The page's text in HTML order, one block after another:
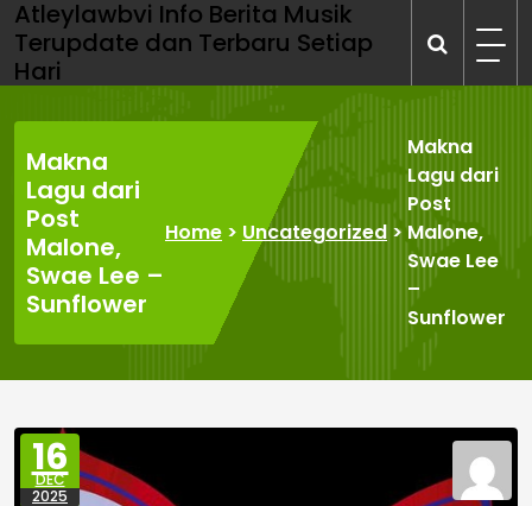
Skip
to
content
Atleylawbvi Info Berita Musik
Terupdate dan Terbaru Setiap
Hari
Makna
Lagu dari
Post
Malone,
Swae Lee –
Sunflower
Home > Uncategorized >
Makna
Lagu dari
Post
Malone,
Swae Lee
–
Sunflower
16
DEC
2025